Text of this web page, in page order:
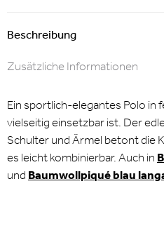
Beschreibung
Zusätzliche Informationen
Ein sportlich-elegantes Polo in
vielseitig einsetzbar ist. Der
Schulter und Ärmel betont die
es leicht kombinierbar. Auch in
und Baumwollpiqué blau